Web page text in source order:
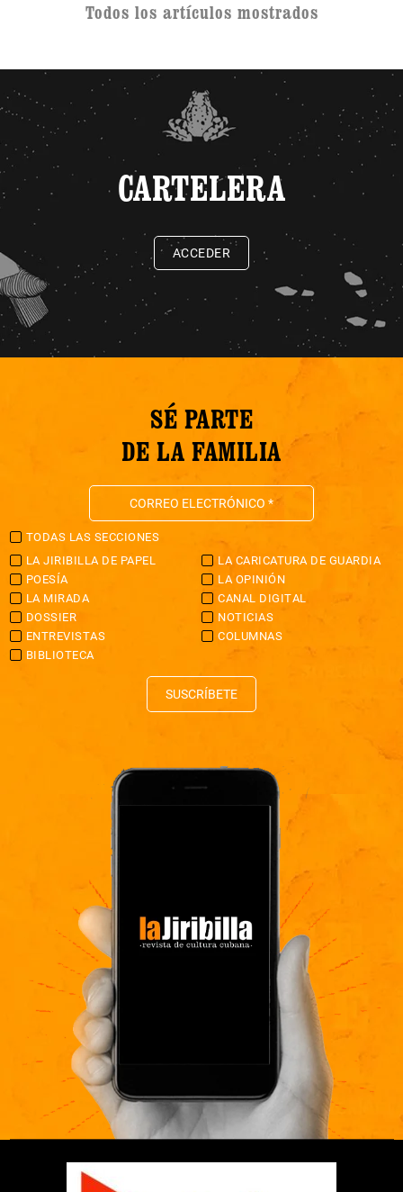
Todos los artículos mostrados
CARTELERA
ACCEDER
SÉ PARTE
DE LA FAMILIA
TODAS LAS SECCIONES
LA JIRIBILLA DE PAPEL
LA CARICATURA DE GUARDIA
POESÍA
LA OPINIÓN
LA MIRADA
CANAL DIGITAL
DOSSIER
NOTICIAS
ENTREVISTAS
COLUMNAS
BIBLIOTECA
SUSCRÍBETE